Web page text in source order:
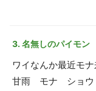
3. 名無しのパイモン
ワイなんか最近モ
甘雨 モナ ショウ